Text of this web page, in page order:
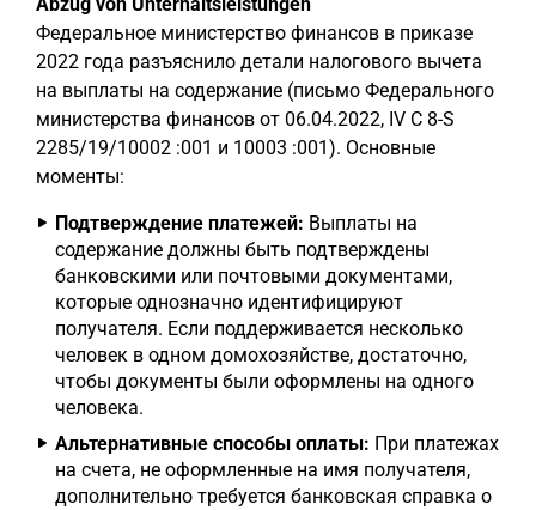
Федеральное министерство финансов в приказе
2022 года разъяснило детали налогового вычета
на выплаты на содержание (письмо Федерального
министерства финансов от 06.04.2022, IV C 8-S
2285/19/10002 :001 и 10003 :001). Основные
моменты:
Подтверждение платежей: Выплаты на
содержание должны быть подтверждены
банковскими или почтовыми документами,
которые однозначно идентифицируют
получателя. Если поддерживается несколько
человек в одном домохозяйстве, достаточно,
чтобы документы были оформлены на одного
человека.
Альтернативные способы оплаты: При платежах
на счета, не оформленные на имя получателя,
дополнительно требуется банковская справка о